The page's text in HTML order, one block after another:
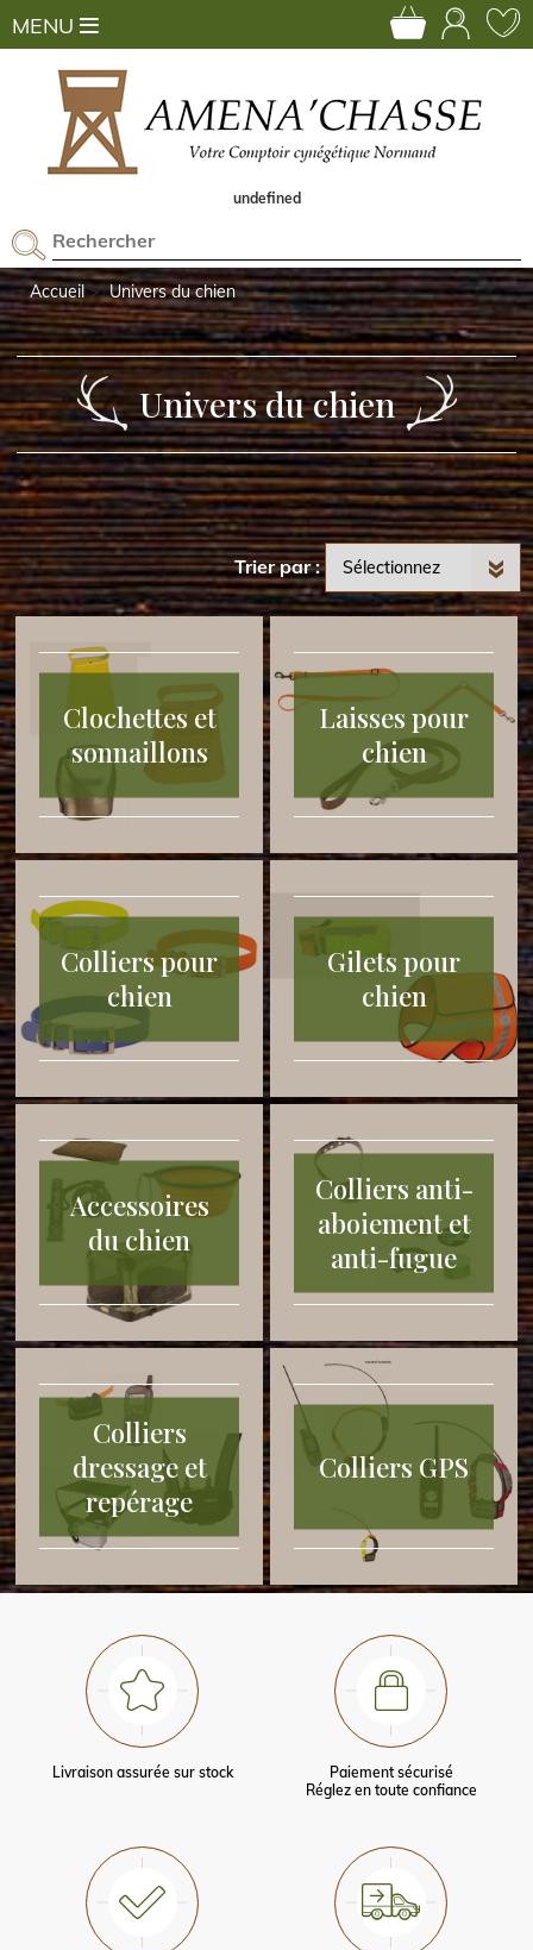
undefined
MENU
Accueil Univers du chien
Univers du chien
Trier par
Clochettes et
sonnaillons
Laisses pour
chien
Colliers pour
chien
Gilets pour
chien
Accessoires
du chien
Colliers anti-
aboiement et
anti-fugue
Colliers
dressage et
repérage
Colliers GPS
Livraison assurée sur stock
Paiement sécurisé
Réglez en toute confiance